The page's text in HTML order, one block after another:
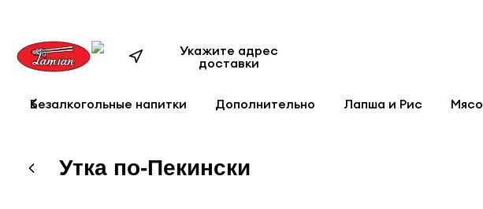
Укажите адрес
доставки
Безалкогольные напитки Дополнительно Лапша и Рис
Утка по-Пекински